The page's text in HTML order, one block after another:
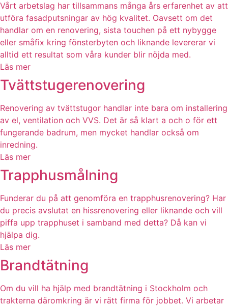
Vårt arbetslag har tillsammans många års erfarenhet av att
utföra fasadputsningar av hög kvalitet. Oavsett om det
handlar om en renovering, sista touchen på ett nybygge
eller småfix kring fönsterbyten och liknande levererar vi
alltid ett resultat som våra kunder blir nöjda med.
Läs mer
Tvättstugerenovering
Renovering av tvättstugor handlar inte bara om installering
av el, ventilation och VVS. Det är så klart a och o för ett
fungerande badrum, men mycket handlar också om
inredning.
Läs mer
Trapphusmålning
Funderar du på att genomföra en trapphusrenovering? Har
du precis avslutat en hissrenovering eller liknande och vill
piffa upp trapphuset i samband med detta? Då kan vi
hjälpa dig.
Läs mer
Brandtätning
Om du vill ha hjälp med brandtätning i Stockholm och
trakterna däromkring är vi rätt firma för jobbet. Vi arbetar